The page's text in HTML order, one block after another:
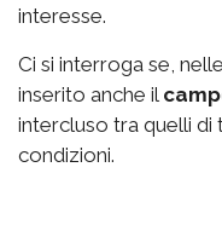
interesse.
Ci si interroga se,
inserito anche il
intercluso tra quelli di
condizioni.